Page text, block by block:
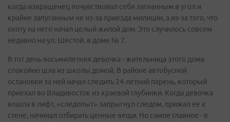
когда извращенец почувствовал себя загнанным в угол и
крайне запуганным не из-за приезда милиции, а из-за того, что
охоту на него начал целый жилой дом. Это случилось совсем
недавно на ул. Шестой, в доме № 7.
В тот день восьмилетняя девочка - жительница этого дома
спокойно шла из школы домой. В районе автобусной
остановки за ней начал следить 24-летний парень, который
приехал во Владивосток из краевой глубинки. Когда девочка
вошла в лифт, «следопыт» запрыгнул следом, прижал ее к
стене, начинал отбирать ценные вещи. Но самое главное - в